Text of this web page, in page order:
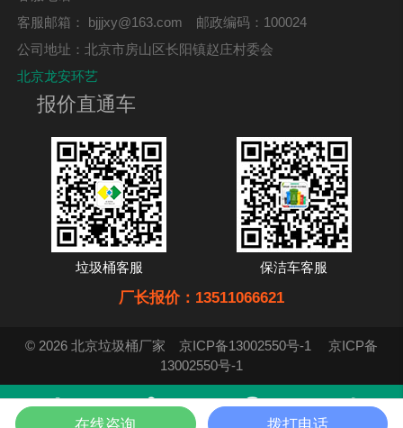
客服邮箱： bjjjxy@163.com 邮政编码：100024
公司地址：北京市房山区长阳镇赵庄村委会
北京龙安环艺
报价直通车
垃圾桶客服 保洁车客服
厂长报价：13511066621
© 2026 北京垃圾桶厂家 京ICP备13002550号-1
京ICP备
13002550号-1
在线咨询 拨打电话